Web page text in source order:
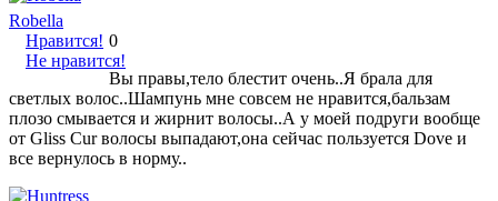
Robella
Нравится!
Не нравится!
0
Вы правы,тело блестит очень..Я брала для
светлых волос..Шампунь мне совсем не нравится,бальзам
плозо смывается и жирнит волосы..А у моей подруги вообще
от Gliss Cur волосы выпадают,она сейчас пользуется Dove и
все вернулось в норму..